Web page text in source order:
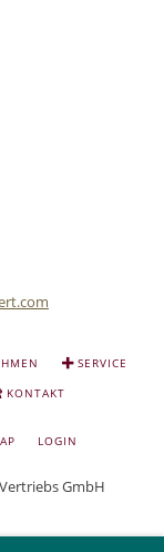
SERVICE
KONTAKT
LOGIN
GmbH